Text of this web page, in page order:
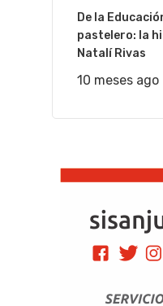
De la
pastelero: la
Natalí Rivas
10 meses ago